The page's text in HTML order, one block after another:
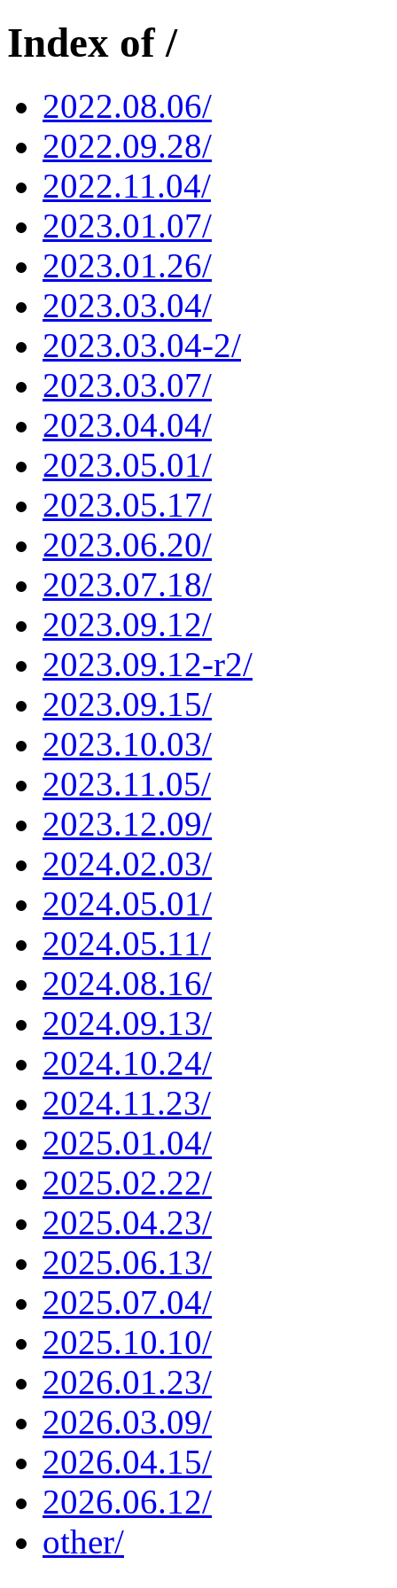
Index of /
2022.08.06/
2022.09.28/
2022.11.04/
2023.01.07/
2023.01.26/
2023.03.04/
2023.03.04-2/
2023.03.07/
2023.04.04/
2023.05.01/
2023.05.17/
2023.06.20/
2023.07.18/
2023.09.12/
2023.09.12-r2/
2023.09.15/
2023.10.03/
2023.11.05/
2023.12.09/
2024.02.03/
2024.05.01/
2024.05.11/
2024.08.16/
2024.09.13/
2024.10.24/
2024.11.23/
2025.01.04/
2025.02.22/
2025.04.23/
2025.06.13/
2025.07.04/
2025.10.10/
2026.01.23/
2026.03.09/
2026.04.15/
2026.06.12/
other/